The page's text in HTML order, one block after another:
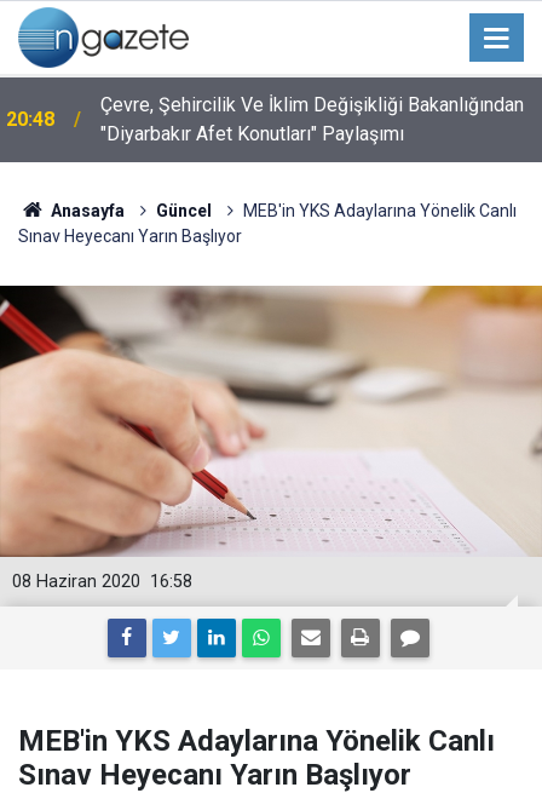
20:48
Çevre, Şehircilik Ve İklim Değişikliği Bakanlığından
"Diyarbakır Afet Konutları" Paylaşımı
Anasayfa Güncel
MEB'in YKS Adaylarına Yönelik Canlı
Sınav Heyecanı Yarın Başlıyor
16:58
08 Haziran 2020
MEB'in YKS Adaylarına Yönelik Canlı
Sınav Heyecanı Yarın Başlıyor